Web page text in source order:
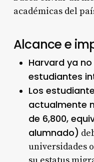
académicas del
Alcance e
Harvard ya
estudiantes
Los
actualmente
de 6,800,
alumnado)
universidades